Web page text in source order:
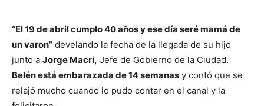
“El 19 de abril cumplo 40 años y ese día seré mamá de
un varon” develando la fecha de la llegada de su hijo
junto a Jorge Macri, Jefe de Gobierno de la Ciudad.
Belén está embarazada de 14 semanas y contó que se
relajó mucho cuando lo pudo contar en el canal y la